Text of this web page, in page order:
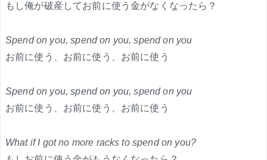
もし俺が破産してお前に使う金がなくなったら？
Spend on you, spend on you, spend on you
お前に使う、お前に使う、お前に使う
Spend on you, spend on you, spend on you
お前に使う、お前に使う、お前に使う
What if I got no more racks to spend on you?